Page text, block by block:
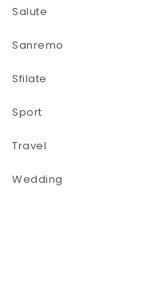
Salute
Sanremo
Sfilate
Sport
Travel
Wedding